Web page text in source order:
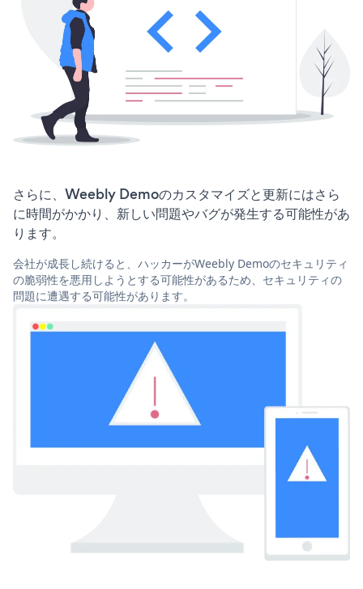
さらに、Weebly Demoのカスタマイズと更新にはさら
に時間がかかり、新しい問題やバグが発生する可能性があ
ります。
会社が成長し続けると、ハッカーがWeebly Demoのセキュリティ
の脆弱性を悪用しようとする可能性があるため、セキュリティの
問題に遭遇する可能性があります。